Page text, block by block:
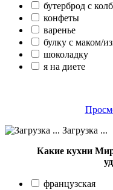
бутерброд с
конфеты
варенье
булку с маком/
шоколадку
я на диете
Загрузка ...
Какие кухни
французская